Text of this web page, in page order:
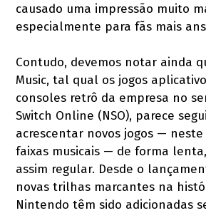
causado uma impressão muito
especialmente para fãs mais
Contudo, devemos notar ainda
Music, tal qual os jogos
consoles retrô da empresa no
Switch Online (NSO), parece
acrescentar novos jogos — neste
faixas musicais — de forma
assim regular. Desde o
novas trilhas marcantes na
Nintendo têm sido adicionadas